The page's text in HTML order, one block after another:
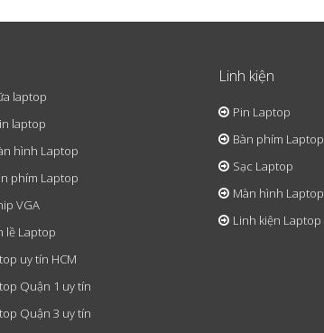
laptop
laptop
hình Laptop
phím Laptop
VGA
lề Laptop
uy tín HCM
Quận 1 uy tín
Quận 3 uy tín
Linh kiện
Pin Laptop
Bàn phím Laptop
Sạc Laptop
Màn hình Laptop
Linh kiện Laptop